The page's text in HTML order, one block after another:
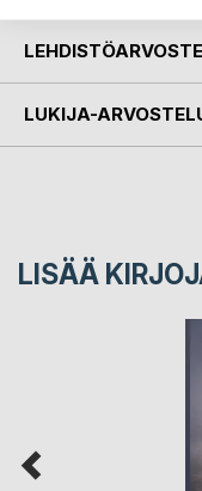
LUKIJA-
LISÄÄ